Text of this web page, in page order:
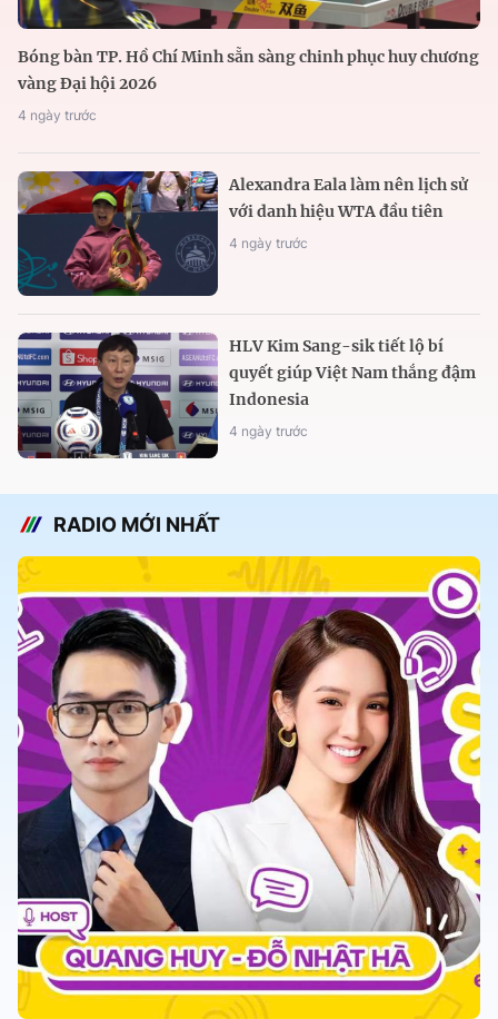
Bóng bàn TP. Hồ Chí Minh sẵn sàng chinh phục huy chương
vàng Đại hội 2026
4 ngày trước
Alexandra Eala làm nên lịch sử
với danh hiệu WTA đầu tiên
4 ngày trước
HLV Kim Sang-sik tiết lộ bí
quyết giúp Việt Nam thắng đậm
Indonesia
4 ngày trước
RADIO MỚI NHẤT